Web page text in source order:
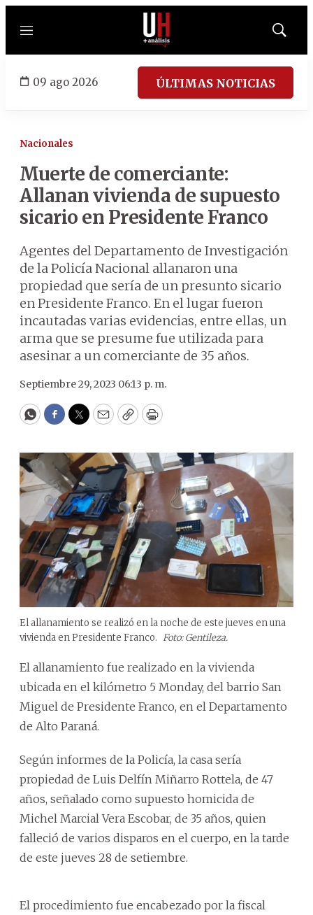
Menú
Mostrar
09 ago 2026 ÚLTIMAS NOTICIAS
Nacionales
Muerte de comerciante:
Allanan vivienda de supuesto
sicario en Presidente Franco
Agentes del Departamento de Investigación
de la Policía Nacional allanaron una
propiedad que sería de un presunto sicario
en Presidente Franco. En el lugar fueron
incautadas varias evidencias, entre ellas, un
arma que se presume fue utilizada para
asesinar a un comerciante de 35 años.
Septiembre 29, 2023 06:13 p. m.
WhatsApp
Facebook
Twitter
EmailCopyPrint
El allanamiento se realizó en la noche de este jueves en una
vivienda en Presidente Franco. Foto: Gentileza.
El allanamiento fue realizado en la vivienda
ubicada en el kilómetro 5 Monday, del barrio San
Miguel de Presidente Franco, en el Departamento
de Alto Paraná.
Según informes de la Policía, la casa sería
propiedad de Luis Delfín Miñarro Rottela, de 47
años, señalado como supuesto homicida de
Michel Marcial Vera Escobar, de 35 años, quien
falleció de varios disparos en el cuerpo, en la tarde
de este jueves 28 de setiembre.
El procedimiento fue encabezado por la fiscal